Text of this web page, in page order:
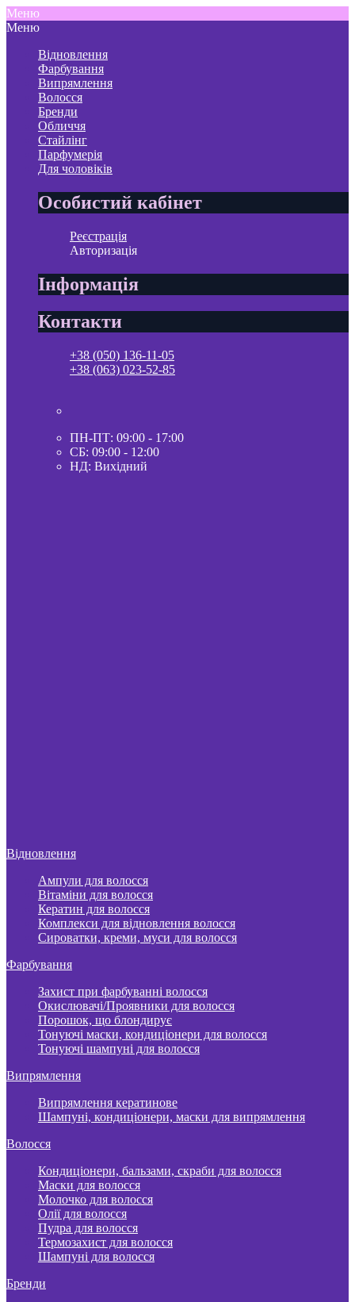
Меню
Меню
Відновлення
Фарбування
Випрямлення
Волосся
Бренди
Обличчя
Стайлінг
Парфумерія
Для чоловіків
Особистий кабінет
Реєстрація
Авторизація
Інформація
Контакти
+38 (050) 136-11-05
+38 (063) 023-52-85
ПН-ПТ: 09:00 - 17:00
СБ: 09:00 - 12:00
НД: Вихідний
Відновлення
Ампули для волосся
Вітаміни для волосся
Кератин для волосся
Комплекси для відновлення волосся
Сироватки, креми, муси для волосся
Фарбування
Захист при фарбуванні волосся
Окислювачі/Проявники для волосся
Порошок, що блондирує
Тонуючі маски, кондиціонери для волосся
Тонуючі шампуні для волосся
Випрямлення
Випрямлення кератинове
Шампуні, кондиціонери, маски для випрямлення
Волосся
Кондиціонери, бальзами, скраби для волосся
Маски для волосся
Молочко для волосся
Олії для волосся
Пудра для волосся
Термозахист для волосся
Шампуні для волосся
Бренди